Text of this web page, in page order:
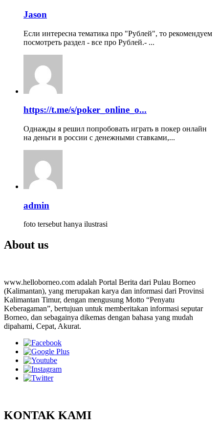
Jason
Если интересна тематика про "Рублей", то рекомендуем
посмотреть раздел - все про Рублей.- ...
https://t.me/s/poker_online_o...
Однажды я решил попробовать играть в покер онлайн
на деньги в россии с денежными ставками,...
admin
foto tersebut hanya ilustrasi
About us
www.helloborneo.com adalah Portal Berita dari Pulau Borneo
(Kalimantan), yang merupakan karya dan informasi dari Provinsi
Kalimantan Timur, dengan mengusung Motto “Penyatu
Keberagaman”, bertujuan untuk memberitakan informasi seputar
Borneo, dan sebagainya dikemas dengan bahasa yang mudah
dipahami, Cepat, Akurat.
KONTAK KAMI